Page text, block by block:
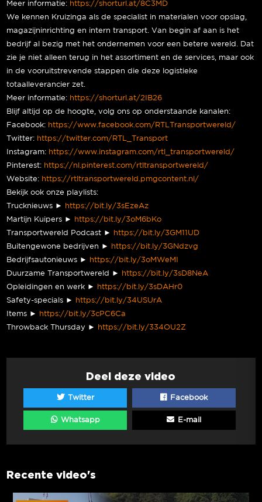
Meer informatie: https://shorturl.at/8C3MD
We kennen Kruizinga als de specialist in materialen voor opslag,
magazijninrichting en intern transport. Van begin af aan is het
bedrijf al bezig met het ondernemen voor een betere wereld. Dat
zie je niet alleen terug in het assortiment en de services, maar ook
in de vooruitstrevende stappen die deze logistieke
totaalleverancier zet.
Meer informatie: https://shorturl.at/2IB26
Blijf altijd op de hoogte, volg ons op onderstaande kanalen:
Facebook: https://www.facebook.com/RTLTransportwereld/
Twitter: https://twitter.com/RTL_Transport
Instagram: https://www.instagram.com/rtl_transportwereld/
Pinterest: https://nl.pinterest.com/rtltransportwereld/
Website: https://rtltransportwereld.pmgcontent.nl/
Bekijk ook onze playlists:
Trucknieuws ► https://bit.ly/3sEzeAz
Martijn Kuipers ► https://bit.ly/3oM6bKo
Transportwereld Podcast ► https://bit.ly/3GM11UD
Buitengewone bedrijven ► https://bit.ly/3GNdzvg
Bedrijfsautonieuws ► https://bit.ly/3oMWeMI
Duurzame Transportwereld ► https://bit.ly/3sD8NeA
Opleidingen en werk ► https://bit.ly/3sDAHr0
Safety-specials ► https://bit.ly/34USUrA
Items ► https://bit.ly/3cPC6Ca
Throwback Thursday ► https://bit.ly/334OU2Z
Deel deze video
Twitter Facebook
Whatsapp E-mail
Recente video's